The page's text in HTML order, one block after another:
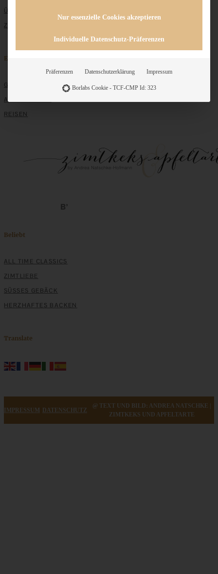
ÜBER MICH
ZUSAMMENARBEIT
Entdecken
GRUNDLAGEN
ALLE REZEPTE
REISEN
Beliebt
ALL TIME CLASSICS
ZIMTLIEBE
SÜSSES GEBÄCK
HERZHAFTES BACKEN
Translate
IMPRESSUM DATENSCHUTZ
@ TEXT UND BILD: ANDREA NATSCHKE |
ZIMTKEKS UND APFELTARTE
Nur essenzielle Cookies akzeptieren
Individuelle Datenschutz-Präferenzen
Präferenzen Datenschutzerklärung Impressum
Borlabs Cookie - TCF-CMP Id: 323